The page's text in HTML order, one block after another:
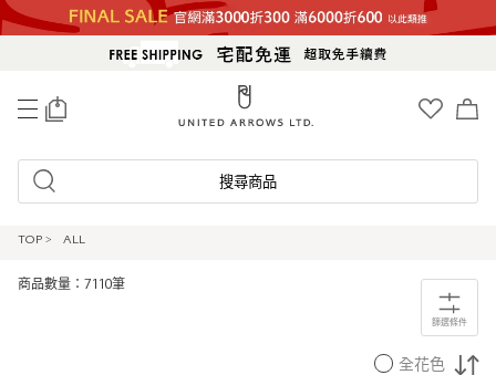
搜尋商品
TOP > ALL
商品數量：7110筆
篩選條件
全花色